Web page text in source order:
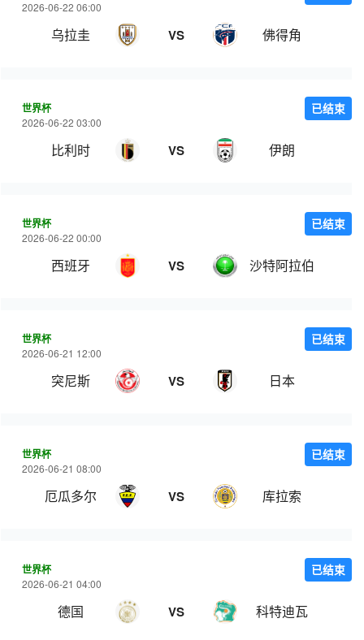
2026-06-22 06:00
乌拉圭 VS 佛得角
世界杯
2026-06-22 03:00
比利时 VS 伊朗
已结束
世界杯
2026-06-22 00:00
西班牙 VS 沙特阿拉伯
已结束
世界杯
2026-06-21 12:00
突尼斯 VS 日本
已结束
世界杯
2026-06-21 08:00
厄瓜多尔 VS 库拉索
已结束
世界杯
2026-06-21 04:00
德国 VS 科特迪瓦
已结束